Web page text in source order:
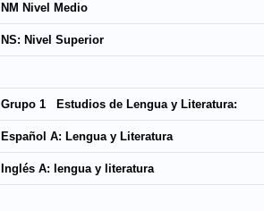
NM Nivel Medio
NS: Nivel Superior
Grupo 1 Estudios de Lengua y Literatura:
Español A: Lengua y Literatura
Inglés A: lengua y literatura